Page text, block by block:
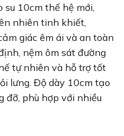
su 10cm thế hệ mới,
nhiên tinh khiết,
giác êm ái và an toàn
nệm ôm sát đường
tự nhiên và hỗ trợ tốt
lưng. Độ dày 10cm tạo
đỡ, phù hợp với nhiều